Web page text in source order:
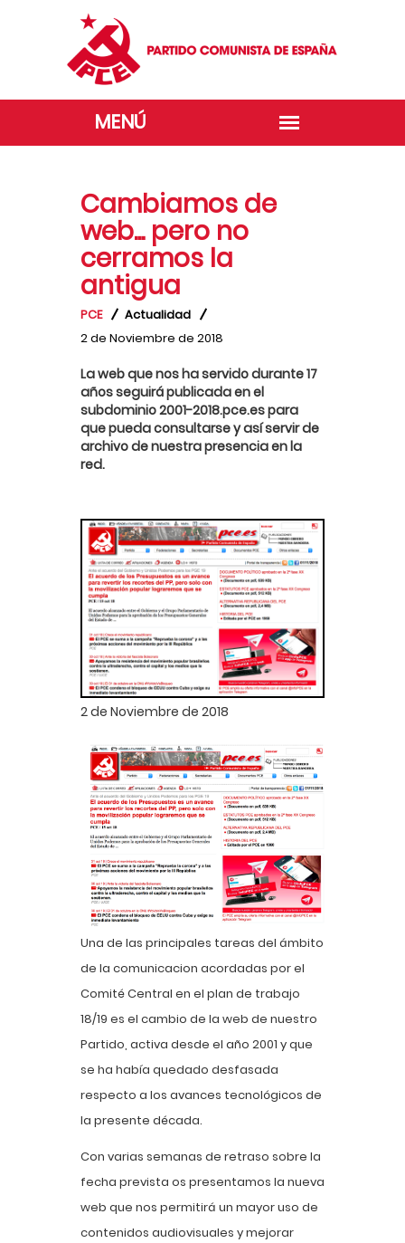
Cambiamos de
web... pero no
cerramos la
antigua
PCE
Actualidad
2 de Noviembre de 2018
La web que nos ha servido durante 17
años seguirá publicada en el
subdominio 2001-2018.pce.es para
que pueda consultarse y así servir de
archivo de nuestra presencia en la
red.
2 de Noviembre de 2018
Una de las principales tareas del ámbito
de la comunicacion acordadas por el
Comité Central en el plan de trabajo
18/19 es el cambio de la web de nuestro
Partido, activa desde el año 2001 y que
se ha había quedado desfasada
respecto a los avances tecnológicos de
la presente década.
Con varias semanas de retraso sobre la
fecha prevista os presentamos la nueva
web que nos permitirá un mayor uso de
contenidos audiovisuales y mejorar